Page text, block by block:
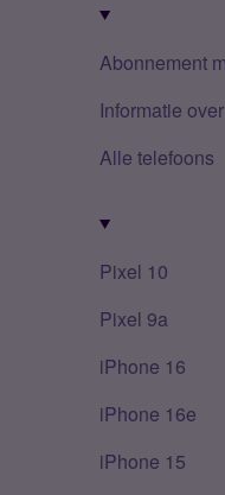
Abonnement
Informatie
Alle telefoons
Pixel 10
Pixel 9a
iPhone 16
iPhone 16e
iPhone 15